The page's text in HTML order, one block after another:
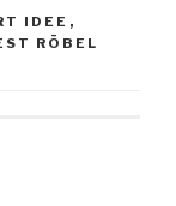
IDEE ,
RÖBEL